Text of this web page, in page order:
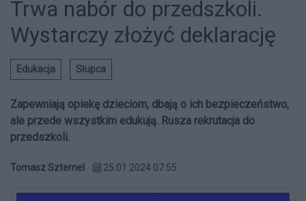
Trwa nabór do przedszkoli.
Wystarczy złożyć deklarację
Edukacja Słupca
Zapewniają opiekę dzieciom, dbają o ich bezpieczeństwo,
ale przede wszystkim edukują. Rusza rekrutacja do
przedszkoli.
Tomasz Szternel 25.01.2024 07:55